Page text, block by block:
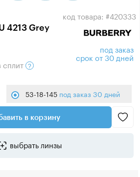
4213 Grey
код товара: #420333
сплит
под заказ
срок от 30 дней
53-18-145 под заказ 30 дней
в корзину
выбрать линзы